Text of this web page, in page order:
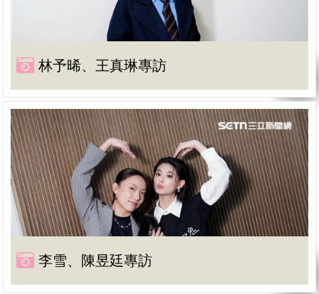
林予晞、王真琳專訪
李雪、陳昱廷專訪